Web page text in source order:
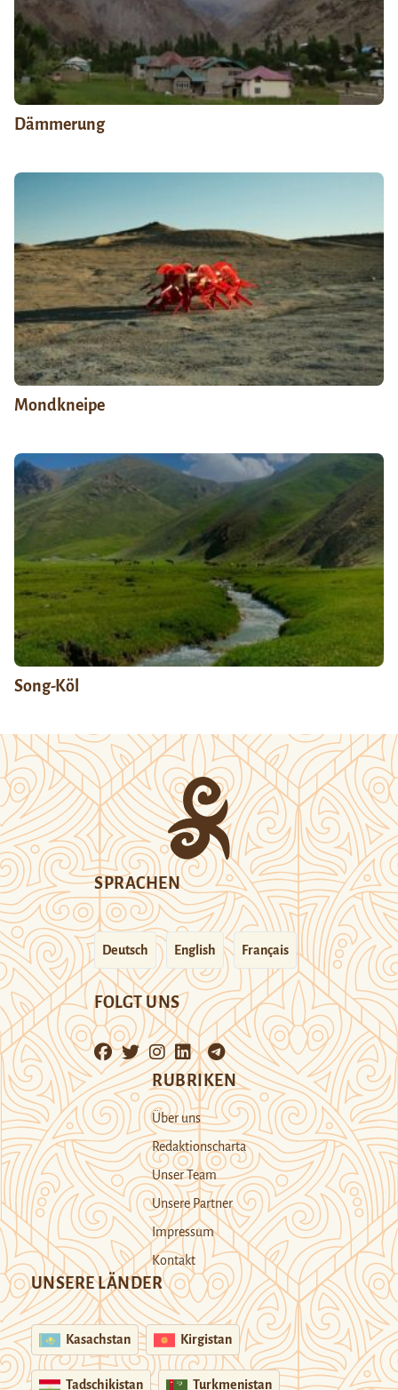
Dämmerung
Mondkneipe
Song-Köl
SPRACHEN
Deutsch English Français
FOLGT UNS
RUBRIKEN
Über uns
Redaktionscharta
Unser Team
Unsere Partner
Impressum
Kontakt
UNSERE LÄNDER
Kasachstan Kirgistan
Tadschikistan Turkmenistan